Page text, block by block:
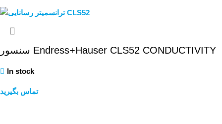
سنسور Endress+Hauser CLS52 CONDUCTIVITY
In stock
تماس بگیرید